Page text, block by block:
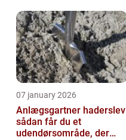
07 january 2026
Anlægsgartner haderslev
sådan får du et
udendørsområde, der